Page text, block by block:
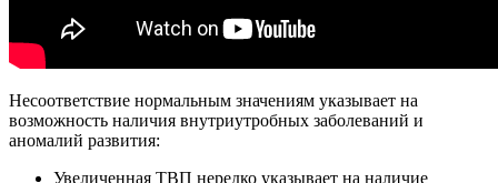
Несоответствие нормальным значениям указывает на
возможность наличия внутриутробных заболеваний и
аномалий развития:
Увеличенная ТВП нередко указывает на наличие